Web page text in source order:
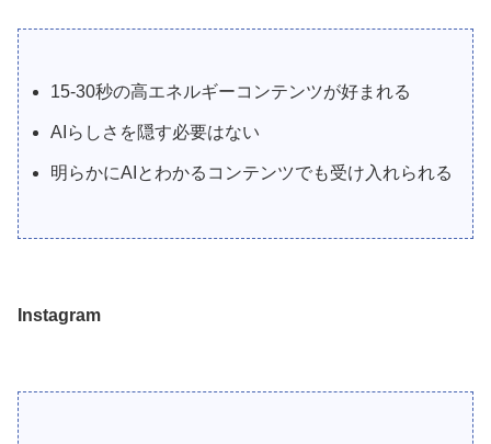
15-30秒の高エネルギーコンテンツが好まれる
AIらしさを隠す必要はない
明らかにAIとわかるコンテンツでも受け入れられる
Instagram